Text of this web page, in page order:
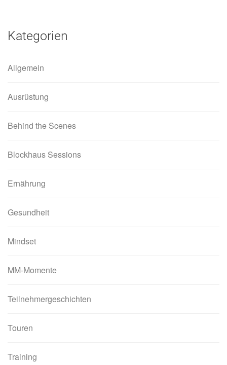
Kategorien
Allgemein
Ausrüstung
Behind the Scenes
Blockhaus Sessions
Ernährung
Gesundheit
Mindset
MM-Momente
Teilnehmergeschichten
Touren
Training